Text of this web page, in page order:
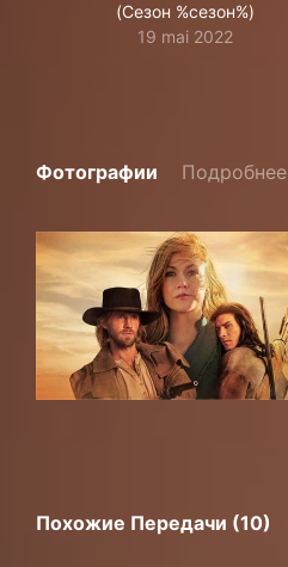
(Сезон %сезон%)
19 mai 2022
Фотографии Подробнее
Похожие Передачи (10)